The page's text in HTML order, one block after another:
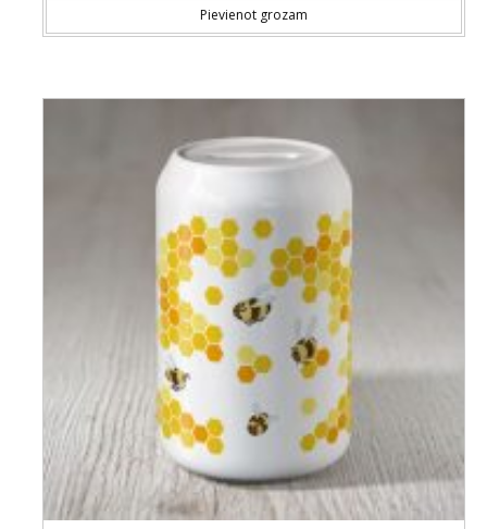
Pievienot grozam